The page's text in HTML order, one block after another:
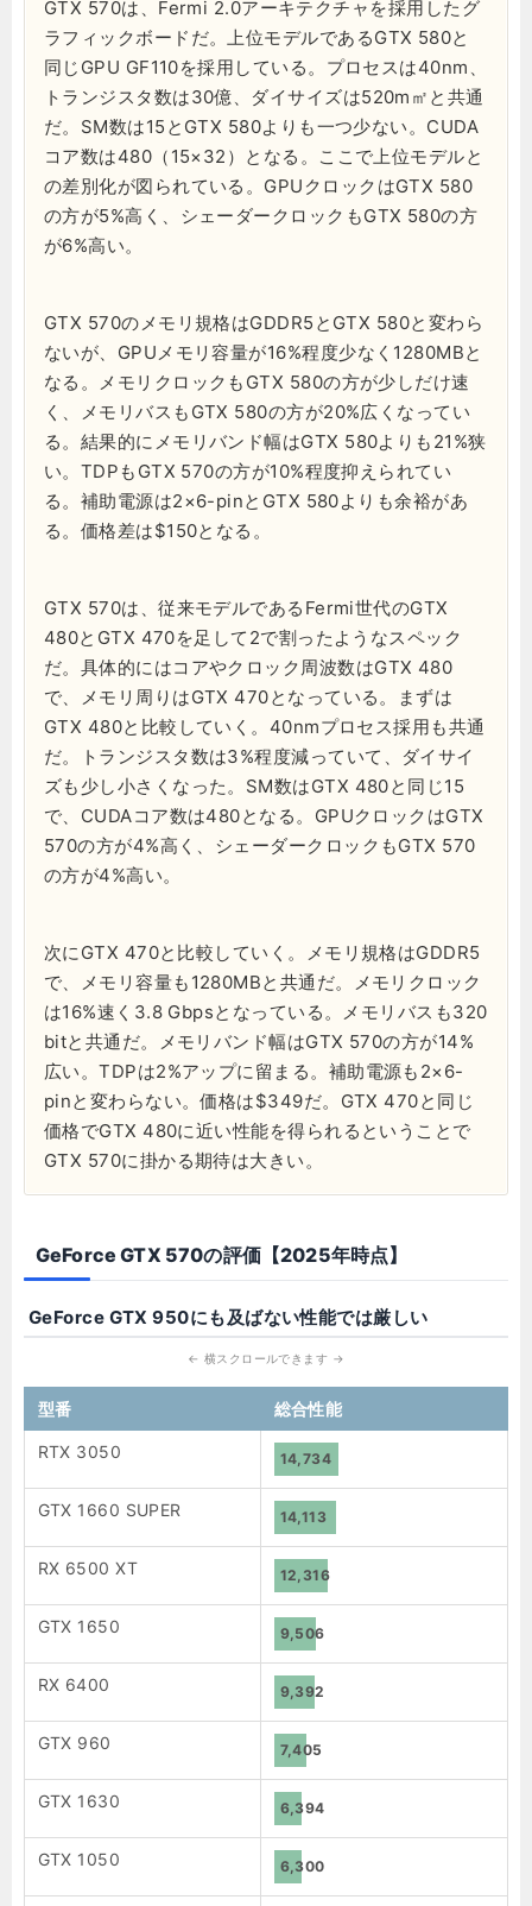
GTX 570は、Fermi 2.0アーキテクチャを採用したグ
ラフィックボードだ。上位モデルであるGTX 580と
同じGPU GF110を採用している。プロセスは40nm、
トランジスタ数は30億、ダイサイズは520m㎡と共通
だ。SM数は15とGTX 580よりも一つ少ない。CUDA
コア数は480（15×32）となる。ここで上位モデルと
の差別化が図られている。GPUクロックはGTX 580
の方が5%高く、シェーダークロックもGTX 580の方
が6%高い。
GTX 570のメモリ規格はGDDR5とGTX 580と変わら
ないが、GPUメモリ容量が16%程度少なく1280MBと
なる。メモリクロックもGTX 580の方が少しだけ速
く、メモリバスもGTX 580の方が20%広くなってい
る。結果的にメモリバンド幅はGTX 580よりも21%狭
い。TDPもGTX 570の方が10%程度抑えられてい
る。補助電源は2×6-pinとGTX 580よりも余裕があ
る。価格差は$150となる。
GTX 570は、従来モデルであるFermi世代のGTX
480とGTX 470を足して2で割ったようなスペック
だ。具体的にはコアやクロック周波数はGTX 480
で、メモリ周りはGTX 470となっている。まずは
GTX 480と比較していく。40nmプロセス採用も共通
だ。トランジスタ数は3%程度減っていて、ダイサイ
ズも少し小さくなった。SM数はGTX 480と同じ15
で、CUDAコア数は480となる。GPUクロックはGTX
570の方が4%高く、シェーダークロックもGTX 570
の方が4%高い。
次にGTX 470と比較していく。メモリ規格はGDDR5
で、メモリ容量も1280MBと共通だ。メモリクロック
は16%速く3.8 Gbpsとなっている。メモリバスも320
bitと共通だ。メモリバンド幅はGTX 570の方が14%
広い。TDPは2%アップに留まる。補助電源も2×6-
pinと変わらない。価格は$349だ。GTX 470と同じ
価格でGTX 480に近い性能を得られるということで
GTX 570に掛かる期待は大きい。
GeForce GTX 570の評価【2025年時点】
GeForce GTX 950にも及ばない性能では厳しい
型番 総合性能
RTX 3050 14,734
GTX 1660 SUPER 14,113
RX 6500 XT 12,316
GTX 1650 9,506
RX 6400 9,392
GTX 960 7,405
GTX 1630 6,394
GTX 1050 6,300